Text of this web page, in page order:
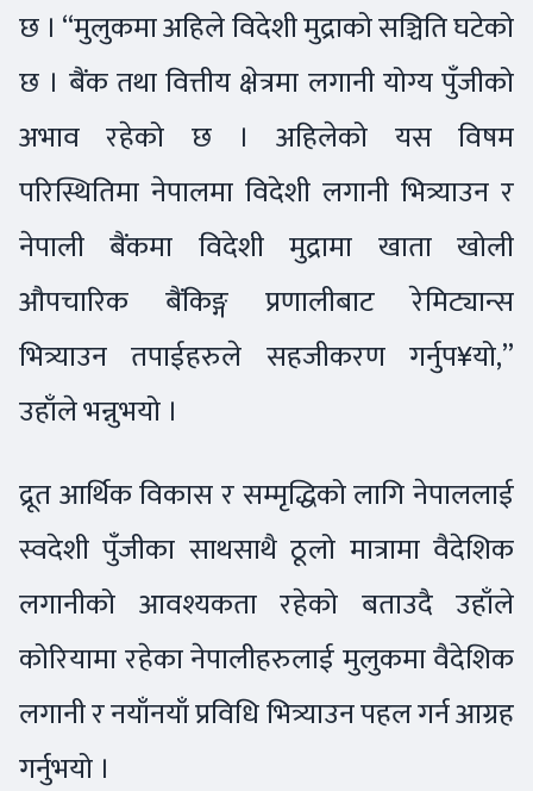
छ । “मुलुकमा अहिले विदेशी मुद्राको सञ्चिति घटेको
छ । बैंक तथा वित्तीय क्षेत्रमा लगानी योग्य पुँजीको
अभाव रहेको छ । अहिलेको यस विषम
परिस्थितिमा नेपालमा विदेशी लगानी भित्र्याउन र
नेपाली बैंकमा विदेशी मुद्रामा खाता खोली
औपचारिक बैंकिङ्ग प्रणालीबाट रेमिट्यान्स
भित्र्याउन तपाईहरुले सहजीकरण गर्नुप¥यो,”
उहाँले भन्नुभयो ।
द्रूत आर्थिक विकास र सम्मृद्धिको लागि नेपाललाई
स्वदेशी पुँजीका साथसाथै ठूलो मात्रामा वैदेशिक
लगानीको आवश्यकता रहेको बताउदै उहाँले
कोरियामा रहेका नेपालीहरुलाई मुलुकमा वैदेशिक
लगानी र नयाँनयाँ प्रविधि भित्र्याउन पहल गर्न आग्रह
गर्नुभयो ।